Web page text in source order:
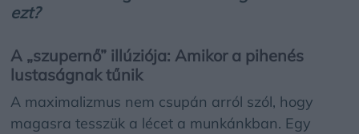
ezt?
A „szupernő” illúziója: Amikor a pihenés
lustaságnak tűnik
A maximalizmus nem csupán arról szól, hogy
magasra tesszük a lécet a munkánkban. Egy